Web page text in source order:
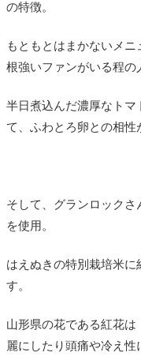
の特徴。
もともとはまかないメ
根強いファンがいる程の
半日煮込んだ濃厚なト
て、ふわとろ卵との相性
そして、グランロックさ
を使用。
はえぬきの特別栽培米に
す。
山形県の花である紅花
麗にしたり頭痛や冷え性